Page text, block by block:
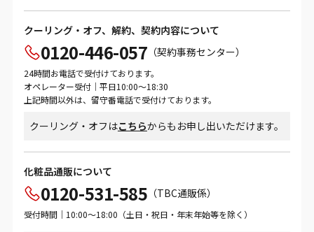
クーリング・オフ、解約、契約内容について
0120-446-057 （契約事務センター）
24時間お電話で受付けております。
オペレーター受付｜平日10:00～18:30
上記時間以外は、留守番電話で受付けております。
クーリング・オフはこちらからもお申し出いただけます。
化粧品通販について
0120-531-585 （TBC通販係）
受付時間｜10:00～18:00（土日・祝日・年末年始等を除く）